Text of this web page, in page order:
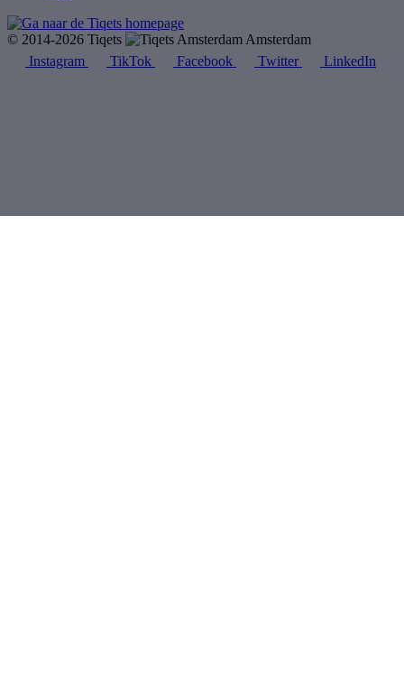
© 2014-2026 Tiqets
Amsterdam
Instagram
TikTok Facebook Twitter LinkedIn